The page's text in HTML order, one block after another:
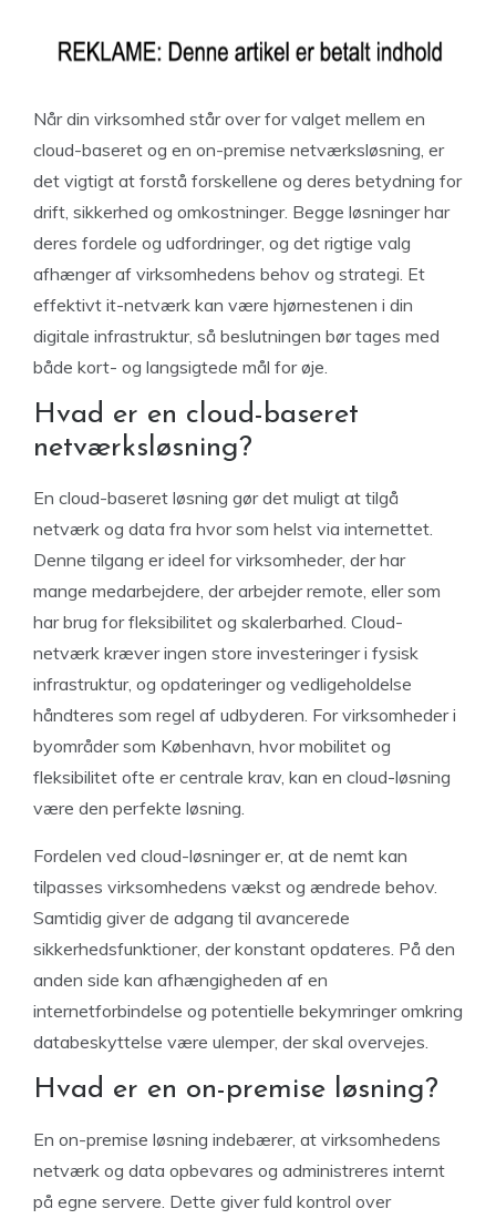
Når din virksomhed står over for valget mellem en
cloud-baseret og en on-premise netværksløsning, er
det vigtigt at forstå forskellene og deres betydning for
drift, sikkerhed og omkostninger. Begge løsninger har
deres fordele og udfordringer, og det rigtige valg
afhænger af virksomhedens behov og strategi. Et
effektivt it-netværk kan være hjørnestenen i din
digitale infrastruktur, så beslutningen bør tages med
både kort- og langsigtede mål for øje.
Hvad er en cloud-baseret
netværksløsning?
En cloud-baseret løsning gør det muligt at tilgå
netværk og data fra hvor som helst via internettet.
Denne tilgang er ideel for virksomheder, der har
mange medarbejdere, der arbejder remote, eller som
har brug for fleksibilitet og skalerbarhed. Cloud-
netværk kræver ingen store investeringer i fysisk
infrastruktur, og opdateringer og vedligeholdelse
håndteres som regel af udbyderen. For virksomheder i
byområder som København, hvor mobilitet og
fleksibilitet ofte er centrale krav, kan en cloud-løsning
være den perfekte løsning.
Fordelen ved cloud-løsninger er, at de nemt kan
tilpasses virksomhedens vækst og ændrede behov.
Samtidig giver de adgang til avancerede
sikkerhedsfunktioner, der konstant opdateres. På den
anden side kan afhængigheden af en
internetforbindelse og potentielle bekymringer omkring
databeskyttelse være ulemper, der skal overvejes.
Hvad er en on-premise løsning?
En on-premise løsning indebærer, at virksomhedens
netværk og data opbevares og administreres internt
på egne servere. Dette giver fuld kontrol over